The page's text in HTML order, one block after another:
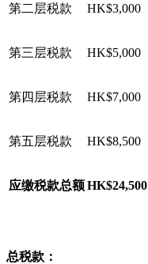
第二层税款 HK$3,000
第三层税款 HK$5,000
第四层税款 HK$7,000
第五层税款 HK$8,500
应缴税款总额HK$24,500
总税款：